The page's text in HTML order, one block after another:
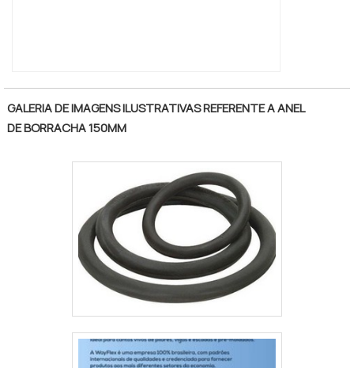
GALERIA DE IMAGENS ILUSTRATIVAS REFERENTE A ANEL
DE BORRACHA 150MM